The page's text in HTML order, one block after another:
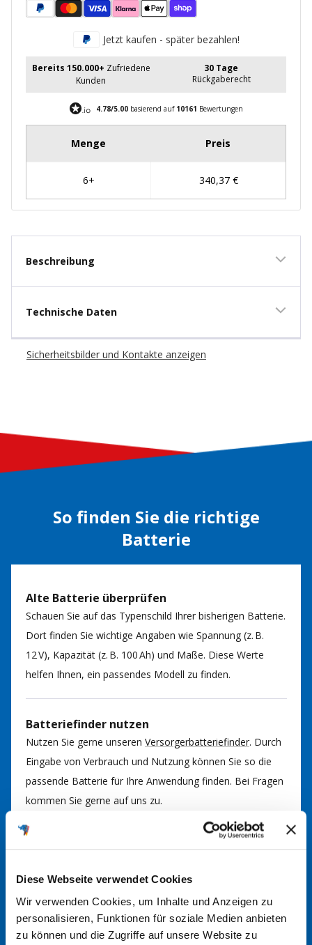
Diese Webseite verwendet Cookies
Wir verwenden Cookies, um Inhalte und Anzeigen zu
personalisieren, Funktionen für soziale Medien anbieten
zu können und die Zugriffe auf unsere Website zu
Jetzt kaufen - später bezahlen!
Bereits 150.000+ Zufriedene
Kunden
30 Tage
Rückgaberecht
4.78/5.00basierend auf 10161 Bewertungen
Beschreibung
Technische Daten
Sicherheitsbilder und Kontakte anzeigen
So finden Sie die richtige
Batterie
Alte Batterie überprüfen
Schauen Sie auf das Typenschild Ihrer bisherigen Batterie.
Dort finden Sie wichtige Angaben wie Spannung (z. B.
12 V), Kapazität (z. B. 100 Ah) und Maße. Diese Werte
helfen Ihnen, ein passendes Modell zu finden.
Batteriefinder nutzen
Nutzen Sie gerne unseren Versorgerbatteriefinder. Durch
Eingabe von Verbrauch und Nutzung können Sie so die
passende Batterie für Ihre Anwendung finden. Bei Fragen
kommen Sie gerne auf uns zu.
die erforderlichen Spezifikationen und Größen angegeben.